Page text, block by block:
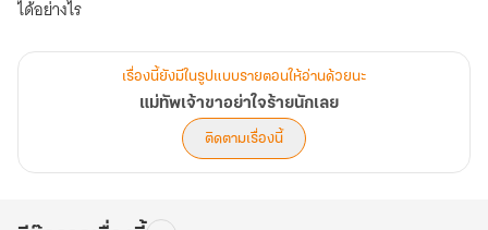
ได้อย่างไร
เรื่องนี้ยังมีในรูปแบบรายตอนให้อ่านด้วยนะ
แม่ทัพเจ้าขาอย่าใจร้ายนักเลย
ติดตามเรื่องนี้